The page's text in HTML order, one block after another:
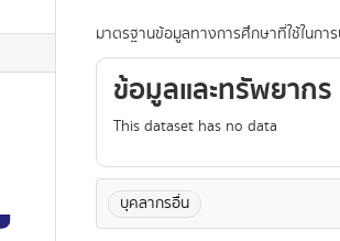
มาตรฐานข้อมูลทางการศึกษาที่ใช้ในก
ข้อมูลและทรัพยากร
This dataset has no data
บุคลากรอื่น